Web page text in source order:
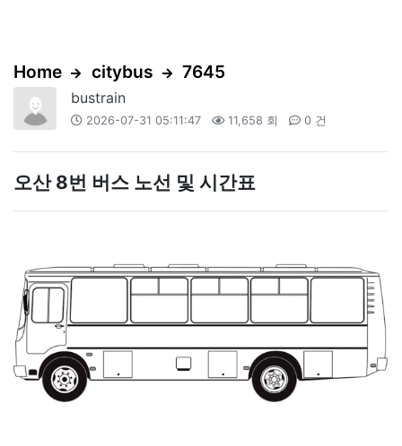
Home citybus 7645
bustrain
2026-07-31 05:11:47 11,658 회 0 건
오산 8번 버스 노선 및 시간표